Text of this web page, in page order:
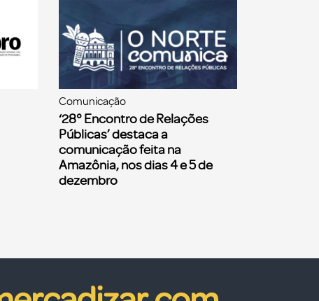
Comunicação
‘28° Encontro de Relações
Públicas’ destaca a
comunicação feita na
Amazônia, nos dias 4 e 5 de
dezembro